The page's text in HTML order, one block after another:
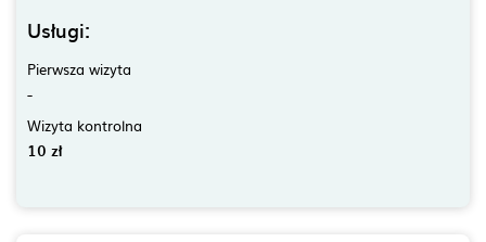
Usługi:
Pierwsza wizyta
-
Wizyta kontrolna
10 zł